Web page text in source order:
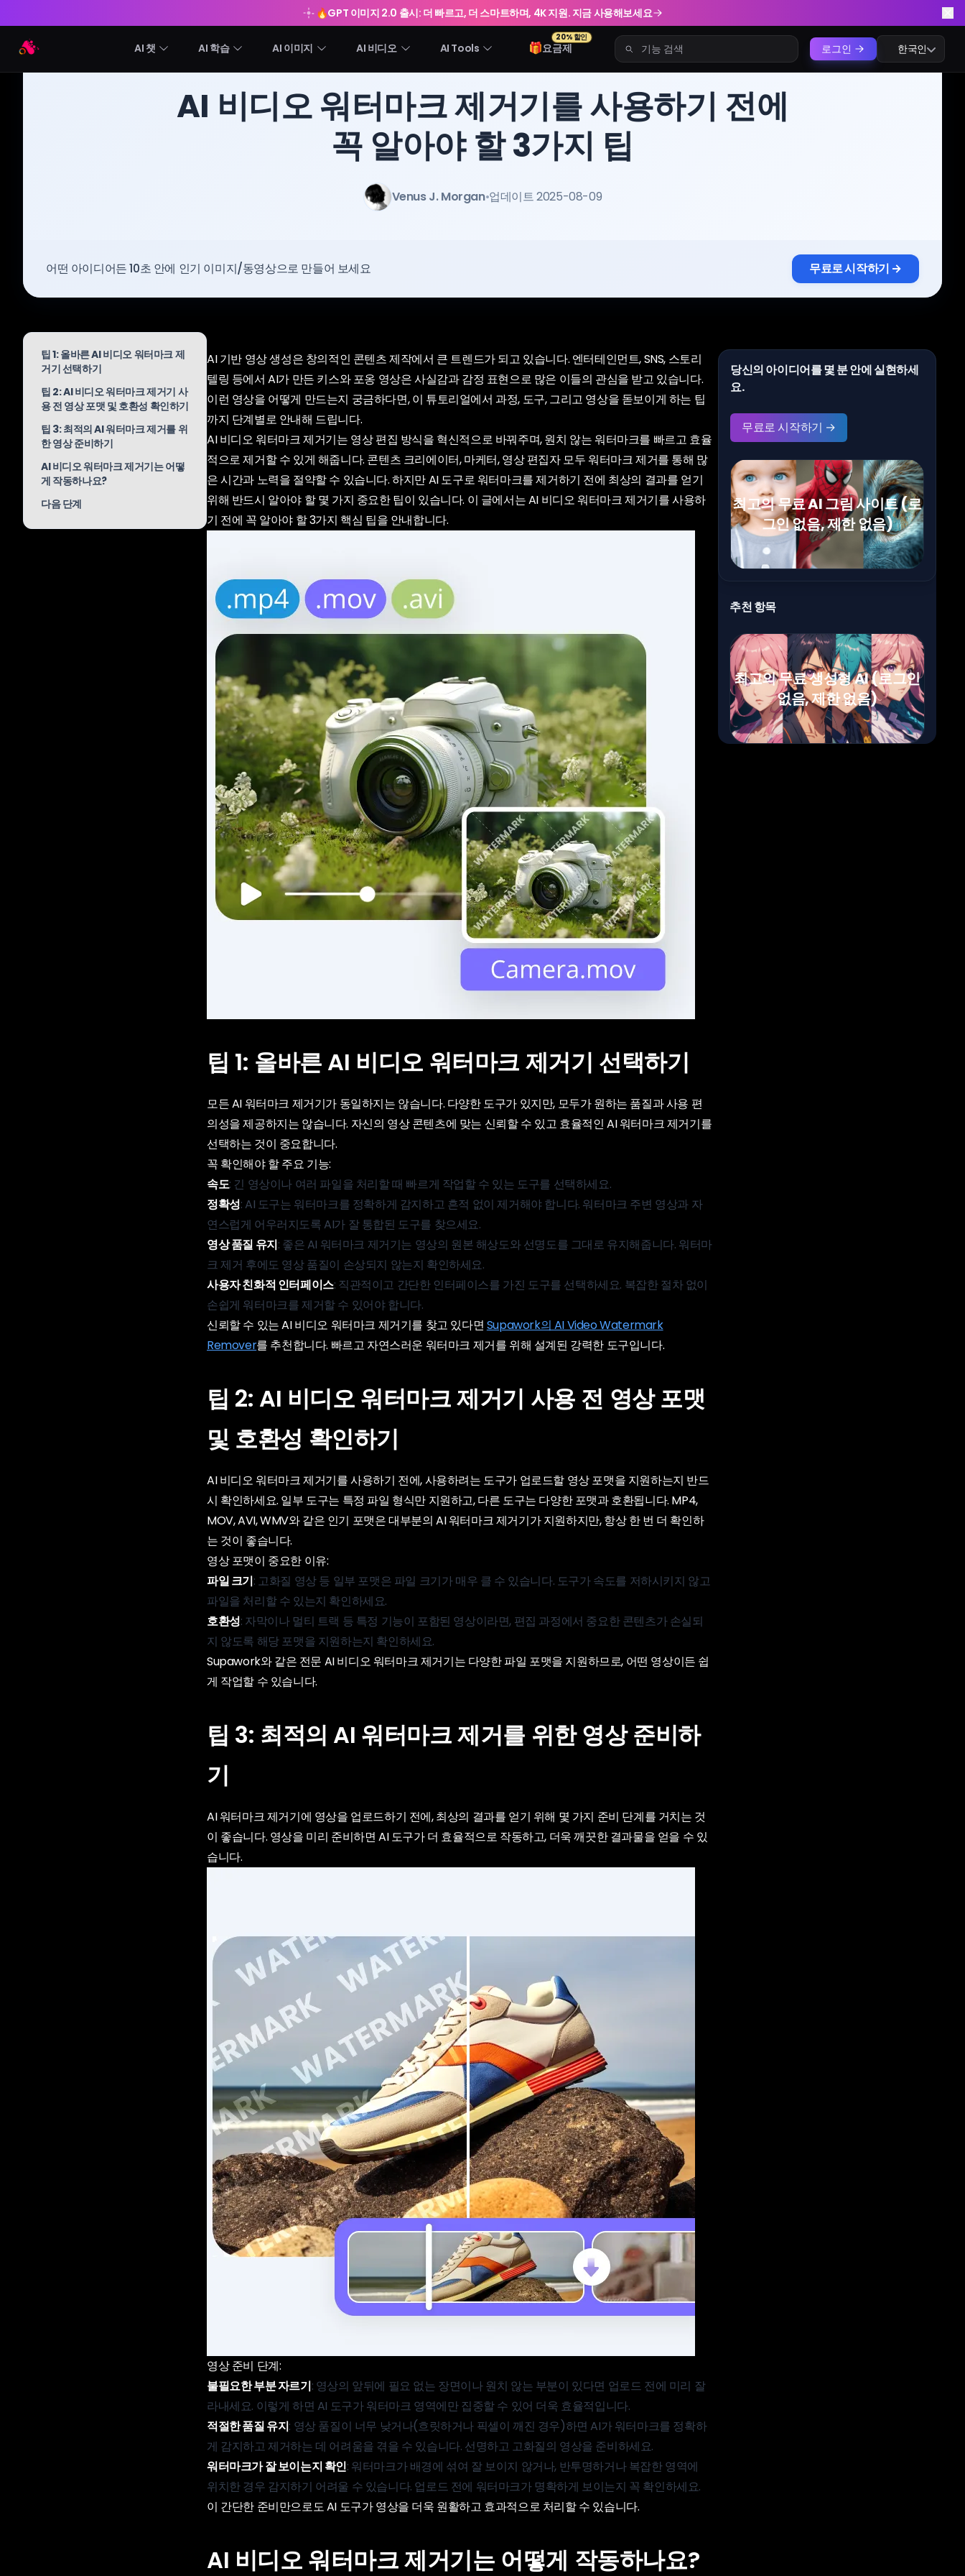
🔥GPT 이미지 2.0 출시: 더 빠르고, 더 스마트하며, 4K 지원. 지금 사용해보세요
AI 챗 AI 학습 AI 이미지 AI 비디오 AI Tools 🎁
20% 할인
요금제 로그인
한국인
AI 비디오 워터마크 제거기를 사용하기 전에
꼭 알아야 할 3가지 팁
Venus J. Morgan•업데이트 2025-08-09
어떤 아이디어든 10초 안에 인기 이미지/동영상으로 만들어 보세요 무료로 시작하기 →
팁 1: 올바른 AI 비디오 워터마크 제
거기 선택하기
팁 2: AI 비디오 워터마크 제거기 사
용 전 영상 포맷 및 호환성 확인하기
팁 3: 최적의 AI 워터마크 제거를 위
한 영상 준비하기
AI 비디오 워터마크 제거기는 어떻
게 작동하나요?
다음 단계
AI 기반 영상 생성은 창의적인 콘텐츠 제작에서 큰 트렌드가 되고 있습니다. 엔터테인먼트, SNS, 스토리
텔링 등에서 AI가 만든 키스와 포옹 영상은 사실감과 감정 표현으로 많은 이들의 관심을 받고 있습니다.
이런 영상을 어떻게 만드는지 궁금하다면, 이 튜토리얼에서 과정, 도구, 그리고 영상을 돋보이게 하는 팁
까지 단계별로 안내해 드립니다.
AI 비디오 워터마크 제거기는 영상 편집 방식을 혁신적으로 바꿔주며, 원치 않는 워터마크를 빠르고 효율
적으로 제거할 수 있게 해줍니다. 콘텐츠 크리에이터, 마케터, 영상 편집자 모두 워터마크 제거를 통해 많
은 시간과 노력을 절약할 수 있습니다. 하지만 AI 도구로 워터마크를 제거하기 전에 최상의 결과를 얻기
위해 반드시 알아야 할 몇 가지 중요한 팁이 있습니다. 이 글에서는 AI 비디오 워터마크 제거기를 사용하
기 전에 꼭 알아야 할 3가지 핵심 팁을 안내합니다.
팁 1: 올바른 AI 비디오 워터마크 제거기 선택하기
모든 AI 워터마크 제거기가 동일하지는 않습니다. 다양한 도구가 있지만, 모두가 원하는 품질과 사용 편
의성을 제공하지는 않습니다. 자신의 영상 콘텐츠에 맞는 신뢰할 수 있고 효율적인 AI 워터마크 제거기를
선택하는 것이 중요합니다.
꼭 확인해야 할 주요 기능:
속도: 긴 영상이나 여러 파일을 처리할 때 빠르게 작업할 수 있는 도구를 선택하세요.
정확성: AI 도구는 워터마크를 정확하게 감지하고 흔적 없이 제거해야 합니다. 워터마크 주변 영상과 자
연스럽게 어우러지도록 AI가 잘 통합된 도구를 찾으세요.
영상 품질 유지: 좋은 AI 워터마크 제거기는 영상의 원본 해상도와 선명도를 그대로 유지해줍니다. 워터마
크 제거 후에도 영상 품질이 손상되지 않는지 확인하세요.
사용자 친화적 인터페이스: 직관적이고 간단한 인터페이스를 가진 도구를 선택하세요. 복잡한 절차 없이
손쉽게 워터마크를 제거할 수 있어야 합니다.
신뢰할 수 있는 AI 비디오 워터마크 제거기를 찾고 있다면 Supawork의 AI Video Watermark
Remover를 추천합니다. 빠르고 자연스러운 워터마크 제거를 위해 설계된 강력한 도구입니다.
팁 2: AI 비디오 워터마크 제거기 사용 전 영상 포맷
및 호환성 확인하기
AI 비디오 워터마크 제거기를 사용하기 전에, 사용하려는 도구가 업로드할 영상 포맷을 지원하는지 반드
시 확인하세요. 일부 도구는 특정 파일 형식만 지원하고, 다른 도구는 다양한 포맷과 호환됩니다. MP4,
MOV, AVI, WMV와 같은 인기 포맷은 대부분의 AI 워터마크 제거기가 지원하지만, 항상 한 번 더 확인하
는 것이 좋습니다.
영상 포맷이 중요한 이유:
파일 크기: 고화질 영상 등 일부 포맷은 파일 크기가 매우 클 수 있습니다. 도구가 속도를 저하시키지 않고
파일을 처리할 수 있는지 확인하세요.
호환성: 자막이나 멀티 트랙 등 특정 기능이 포함된 영상이라면, 편집 과정에서 중요한 콘텐츠가 손실되
지 않도록 해당 포맷을 지원하는지 확인하세요.
Supawork와 같은 전문 AI 비디오 워터마크 제거기는 다양한 파일 포맷을 지원하므로, 어떤 영상이든 쉽
게 작업할 수 있습니다.
팁 3: 최적의 AI 워터마크 제거를 위한 영상 준비하
기
AI 워터마크 제거기에 영상을 업로드하기 전에, 최상의 결과를 얻기 위해 몇 가지 준비 단계를 거치는 것
이 좋습니다. 영상을 미리 준비하면 AI 도구가 더 효율적으로 작동하고, 더욱 깨끗한 결과물을 얻을 수 있
습니다.
영상 준비 단계:
불필요한 부분 자르기: 영상의 앞뒤에 필요 없는 장면이나 원치 않는 부분이 있다면 업로드 전에 미리 잘
라내세요. 이렇게 하면 AI 도구가 워터마크 영역에만 집중할 수 있어 더욱 효율적입니다.
적절한 품질 유지: 영상 품질이 너무 낮거나(흐릿하거나 픽셀이 깨진 경우)하면 AI가 워터마크를 정확하
게 감지하고 제거하는 데 어려움을 겪을 수 있습니다. 선명하고 고화질의 영상을 준비하세요.
워터마크가 잘 보이는지 확인: 워터마크가 배경에 섞여 잘 보이지 않거나, 반투명하거나 복잡한 영역에
위치한 경우 감지하기 어려울 수 있습니다. 업로드 전에 워터마크가 명확하게 보이는지 꼭 확인하세요.
이 간단한 준비만으로도 AI 도구가 영상을 더욱 원활하고 효과적으로 처리할 수 있습니다.
AI 비디오 워터마크 제거기는 어떻게 작동하나요?
당신의 아이디어를 몇 분 안에 실현하세
요.
무료로 시작하기 →
최고의 무료 AI 그림 사이트 (로
그인 없음, 제한 없음)
추천 항목
최고의 무료 생성형 AI (로그인
없음, 제한 없음)